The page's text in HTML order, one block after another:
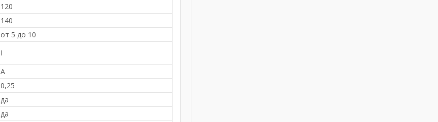
120
140
от 5 до 10
I
А
0,25
да
да